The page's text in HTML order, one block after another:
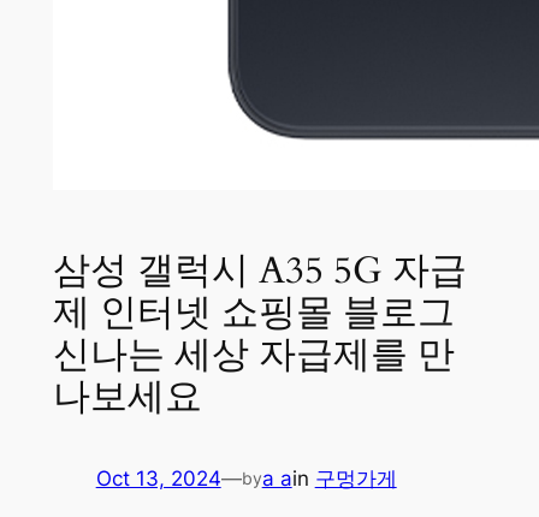
삼성 갤럭시 A35 5G 자급
제 인터넷 쇼핑몰 블로그
신나는 세상 자급제를 만
나보세요
Oct 13, 2024—bya ain 구멍가게